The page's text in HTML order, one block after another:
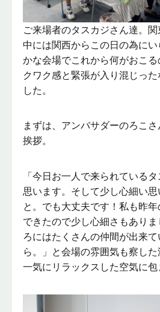
ご来場者のタスカジさん達。関
中には関西からこの日の為に
かな会場でこれから何がおこ
クワク感と緊張が入り混じっ
した。
まずは、アンバサダーのろこ
挨拶。
「今日お一人で来られている
思います。そして少し心細い
と。でも大丈夫です！私も昨
できたので少し心細さもありま
ろにはたくさんの仲間が出来
ら。」と会場の雰囲気も察し
一気にリラックスした空気に包